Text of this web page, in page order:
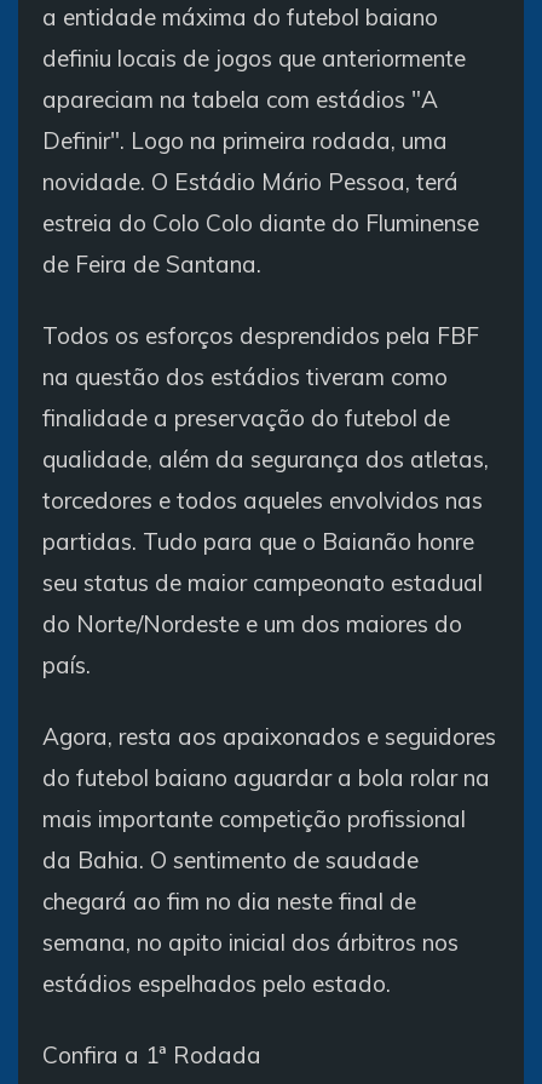
a entidade máxima do futebol baiano
definiu locais de jogos que anteriormente
apareciam na tabela com estádios "A
Definir". Logo na primeira rodada, uma
novidade. O Estádio Mário Pessoa, terá
estreia do Colo Colo diante do Fluminense
de Feira de Santana.
Todos os esforços desprendidos pela FBF
na questão dos estádios tiveram como
finalidade a preservação do futebol de
qualidade, além da segurança dos atletas,
torcedores e todos aqueles envolvidos nas
partidas. Tudo para que o Baianão honre
seu status de maior campeonato estadual
do Norte/Nordeste e um dos maiores do
país.
Agora, resta aos apaixonados e seguidores
do futebol baiano aguardar a bola rolar na
mais importante competição profissional
da Bahia. O sentimento de saudade
chegará ao fim no dia neste final de
semana, no apito inicial dos árbitros nos
estádios espelhados pelo estado.
Confira a 1ª Rodada